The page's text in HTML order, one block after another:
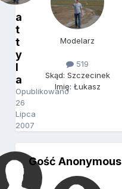
a
t
t
y
l
a
Opublikowano
26
Lipca
2007
Modelarz
519
Skąd: Szczecinek
Imię: Łukasz
Gość Anonymous